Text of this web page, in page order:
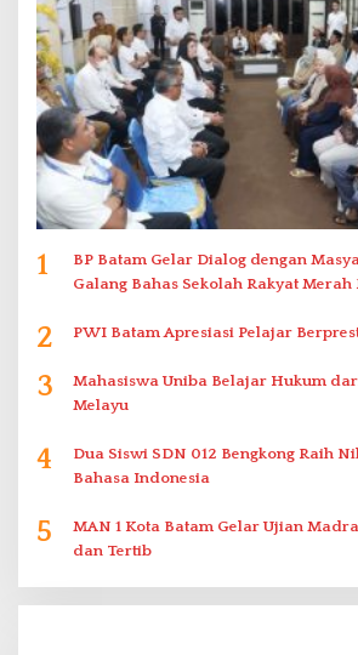
1
BP Batam Gelar Dialog dengan
Galang Bahas Sekolah Rakyat Merah
2 PWI Batam Apresiasi Pelajar
3
Mahasiswa Uniba Belajar Hukum
Melayu
4
Dua Siswi SDN 012 Bengkong Raih
Bahasa Indonesia
5
MAN 1 Kota Batam Gelar Ujian
dan Tertib